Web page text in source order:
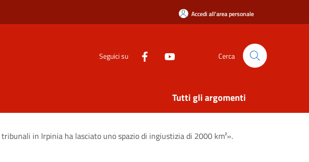
Accedi all'area personale
Seguici su Cerca
Tutti gli argomenti
in Irpinia ha lasciato uno spazio di ingiustizia di 2000 km²».